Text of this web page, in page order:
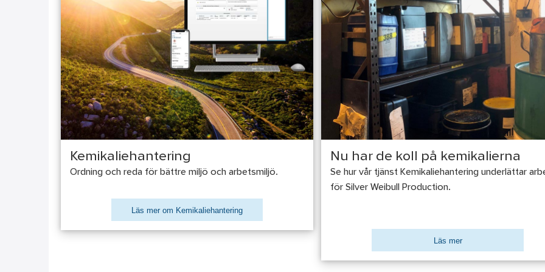
Kemikaliehantering
Ordning och reda för bättre miljö och arbetsmiljö.
Läs mer om Kemikaliehantering
Nu har de koll på kemikalierna
Se hur vår tjänst Kemikaliehantering underlättar
för Silver Weibull Production.
Läs mer